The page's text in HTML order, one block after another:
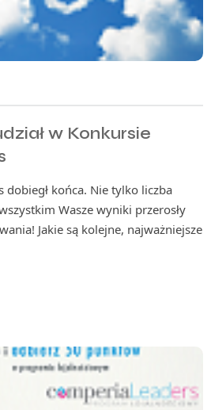
w Konkursie
dobiegł końca. Nie tylko liczba
Wasze wyniki przerosły
Jakie są kolejne, najważniejsze